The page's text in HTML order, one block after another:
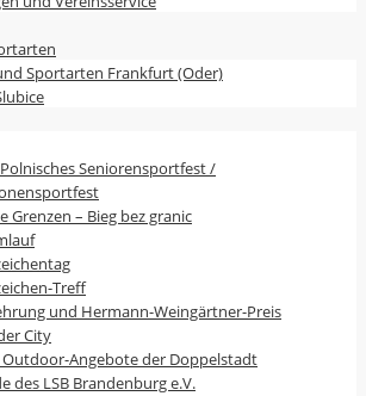
Sportarten Frankfurt (Oder)
Seniorensportfest /
Grenzen – Bieg bez granic
Treff
und Hermann-Weingärtner-Preis
City
Outdoor-Angebote der Doppelstadt
des LSB Brandenburg e.V.